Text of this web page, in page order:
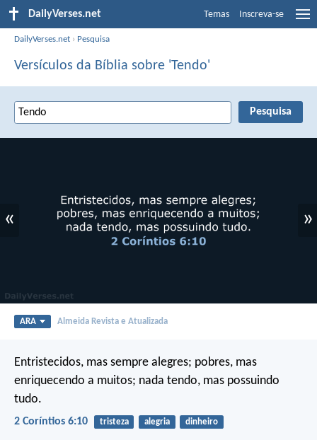
DailyVerses.net Temas Inscreva-se
DailyVerses.net › Pesquisa
Versículos da Bíblia sobre 'Tendo'
« »
ARA Almeida Revista e Atualizada
Entristecidos, mas sempre alegres; pobres, mas
enriquecendo a muitos; nada tendo, mas possuindo
tudo.
2 Coríntios 6:10 tristeza alegria dinheiro